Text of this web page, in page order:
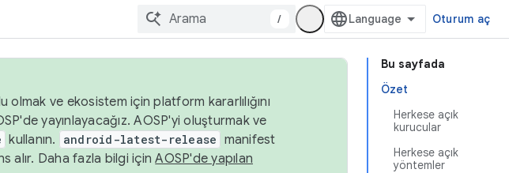
/ Oturum aç
Bu sayfada
Özet
Herkese açık
kurucular
Herkese açık
yöntemler
ve ekosistem için platform kararlılığını
yayınlayacağız. AOSP'yi oluşturmak ve
kullanın. android-latest-release manifest
alır. Daha fazla bilgi içinAOSP'de yapılan